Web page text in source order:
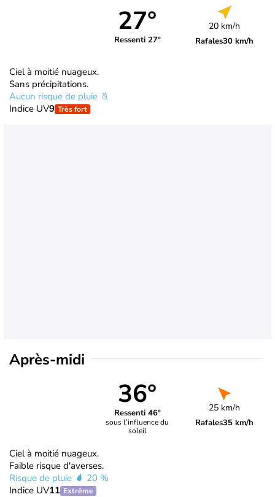
27°
Ressenti 27°
20 km/h
Rafales30 km/h
Ciel à moitié nuageux.
Sans précipitations.
Aucun risque de pluie
Indice UV9 Très fort
Après-midi
36°
Ressenti 46°
sous l’influence du
soleil
25 km/h
Rafales35 km/h
Ciel à moitié nuageux.
Faible risque d'averses.
Risque de pluie
20 %
Indice UV11 Extrême